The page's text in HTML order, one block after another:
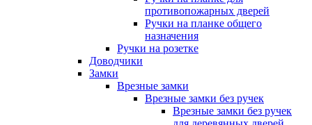
противопожарных дверей
Ручки на планке общего
назначения
Ручки на розетке
Доводчики
Замки
Врезные замки
Врезные замки без ручек
Врезные замки без ручек